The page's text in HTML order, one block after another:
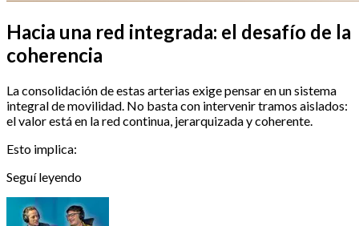
Hacia una red integrada: el desafío de la
coherencia
La consolidación de estas arterias exige pensar en un sistema
integral de movilidad. No basta con intervenir tramos aislados:
el valor está en la red continua, jerarquizada y coherente.
Esto implica:
Seguí leyendo